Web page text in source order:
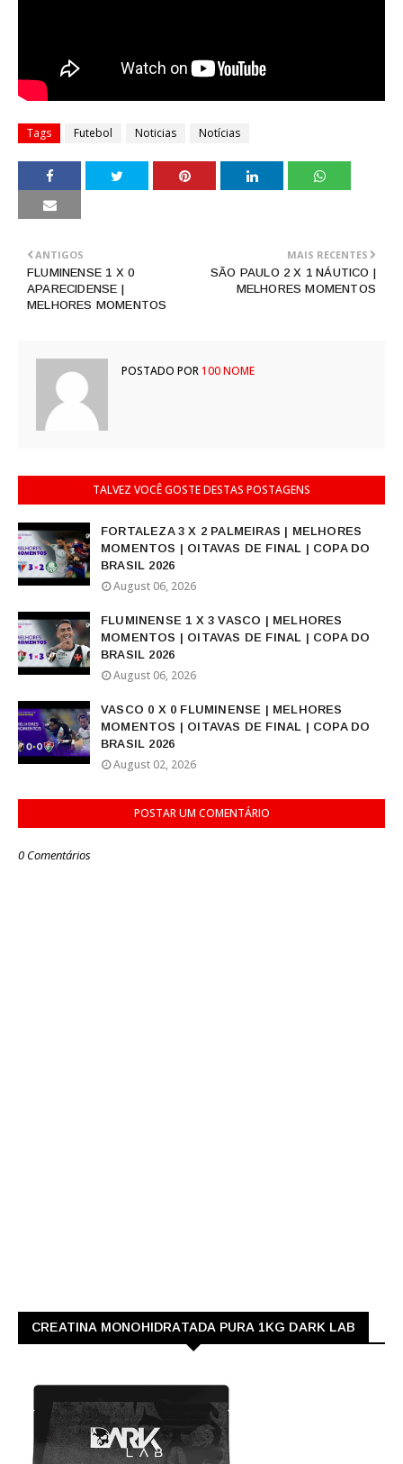
Tags Futebol Noticias Notícias
MAIS RECENTES
SÃO PAULO 2 X 1 NÁUTICO |
MELHORES MOMENTOS
ANTIGOS
FLUMINENSE 1 X 0
APARECIDENSE |
MELHORES MOMENTOS
POSTADO POR100 NOME
TALVEZ VOCÊ GOSTE DESTAS POSTAGENS
FORTALEZA 3 X 2 PALMEIRAS | MELHORES
MOMENTOS | OITAVAS DE FINAL | COPA DO
BRASIL 2026
August 06, 2026
FLUMINENSE 1 X 3 VASCO | MELHORES
MOMENTOS | OITAVAS DE FINAL | COPA DO
BRASIL 2026
August 06, 2026
VASCO 0 X 0 FLUMINENSE | MELHORES
MOMENTOS | OITAVAS DE FINAL | COPA DO
BRASIL 2026
August 02, 2026
POSTAR UM COMENTÁRIO
0 Comentários
CREATINA MONOHIDRATADA PURA 1KG DARK LAB